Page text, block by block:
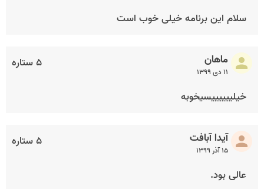
سلام این برنامه خیلی خوب است
۵ ستاره ماهان
۱۱ دی ۱۳۹۹
خیلییییییسیخوبه
۵ ستاره آیدا آبافت
۱۵ آذر ۱۳۹۹
عالی بود.